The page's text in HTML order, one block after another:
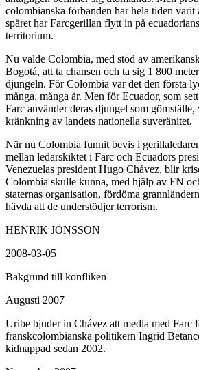
colombianska förbanden har hela tiden varit
spåret har Farcgerillan flytt in på
territorium.
Nu valde Colombia, med stöd av
Bogotá, att ta chansen och ta sig 1 800
djungeln. För Colombia var det den första
många, många år. Men för Ecuador, som
Farc använder deras djungel som gömställe,
kränkning av landets nationella suveränitet.
När nu Colombia funnit bevis i
mellan ledarskiktet i Farc och Ecuadors
Venezuelas president Hugo Chávez, blir
Colombia skulle kunna, med hjälp av FN
staternas organisation, fördöma
hävda att de understödjer terrorism.
HENRIK JÖNSSON
2008-03-05
Bakgrund till konfliken
Augusti 2007
Uribe bjuder in Chávez att medla med Farc
franskcolombianska politikern Ingrid
kidnappad sedan 2002.